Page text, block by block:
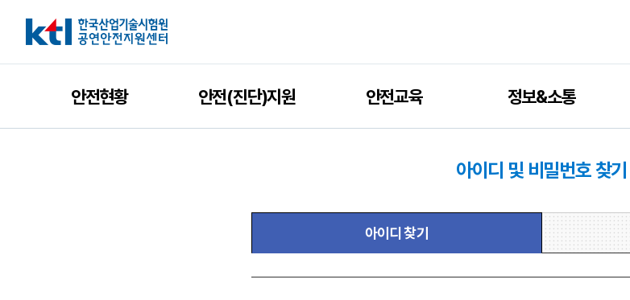
안전현황 안전(진단)지원 안전교육 정보&소통
아이디 및 비밀번호 찾기
아이디 찾기